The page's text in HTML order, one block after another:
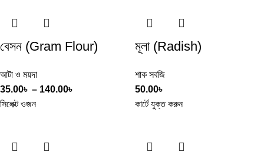
বেসন (Gram Flour)
আটা ও ময়দা
35.00৳ – 140.00৳
সিলেক্ট ওজন
মূলা (Radish)
শাক সবজি
50.00৳
কার্টে যুক্ত করুন